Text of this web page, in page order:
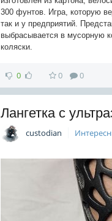
300 фунтов. Игра, которую
так и у предприятий.
выбрасывается в мусорную
коляски.
0 0 0
Лангетка с
custodian